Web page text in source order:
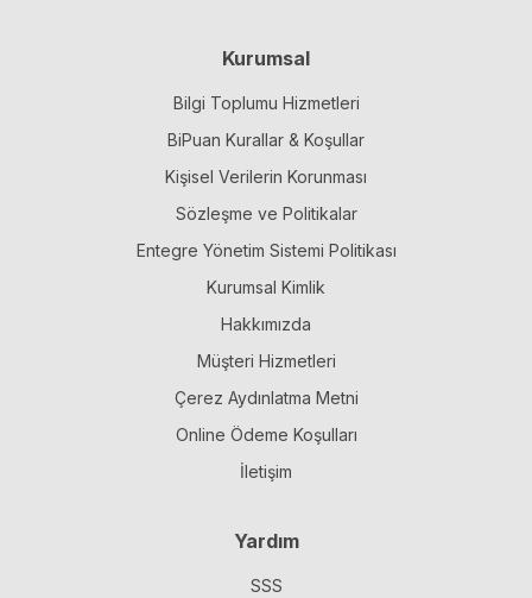
Kurumsal
Bilgi Toplumu Hizmetleri
BiPuan Kurallar & Koşullar
Kişisel Verilerin Korunması
Sözleşme ve Politikalar
Entegre Yönetim Sistemi Politikası
Kurumsal Kimlik
Hakkımızda
Müşteri Hizmetleri
Çerez Aydınlatma Metni
Online Ödeme Koşulları
İletişim
Yardım
SSS